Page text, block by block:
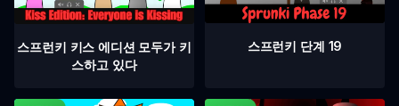
스프런키 키스 에디션 모두가 키
스하고 있다
스프런키 단계 19